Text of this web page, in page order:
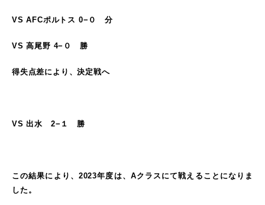
VS AFCポルトス 0−０ 分
VS 高尾野 4−０ 勝
得失点差により、決定戦へ
VS 出水 2−１ 勝
この結果により、2023年度は、Aクラスにて戦えることになりま
した。